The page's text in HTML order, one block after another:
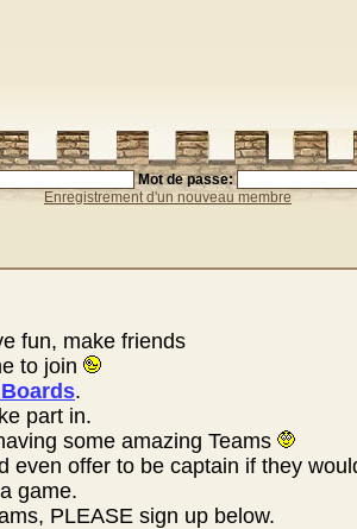
Mot de passe:
Enregistrement d'un nouveau membre
fun, make friends
to join
.
part in.
some amazing Teams
even offer to be captain if they
game.
PLEASE sign up below.